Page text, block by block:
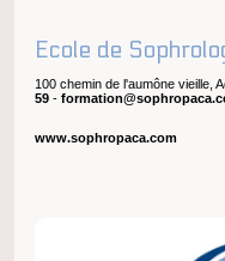
Ecole de
100 chemin de l'aumône vieille,
59 -
www.sophropaca.com